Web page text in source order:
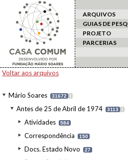
ARQUIVOS
GUIAS DE
PROJETO
PARCERIAS
Voltar aos arquivos
Mário Soares 31672 I
Antes de 25 de Abril de 1974 3113 I
Atividades 584
Correspondência 150
Docs. Estado Novo 27